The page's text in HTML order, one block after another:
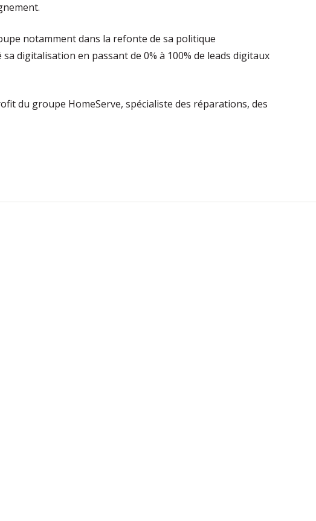
notamment dans la refonte de sa politique
digitalisation en passant de 0% à 100% de leads digitaux
du groupe HomeServe, spécialiste des réparations, des